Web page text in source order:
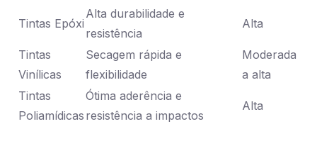
Tintas Epóxi
Alta durabilidade e
resistência
Alta
Tintas
Vinílicas
Secagem rápida e
flexibilidade
Moderada
a alta
Tintas
Poliamídicas
Ótima aderência e
resistência a impactos
Alta